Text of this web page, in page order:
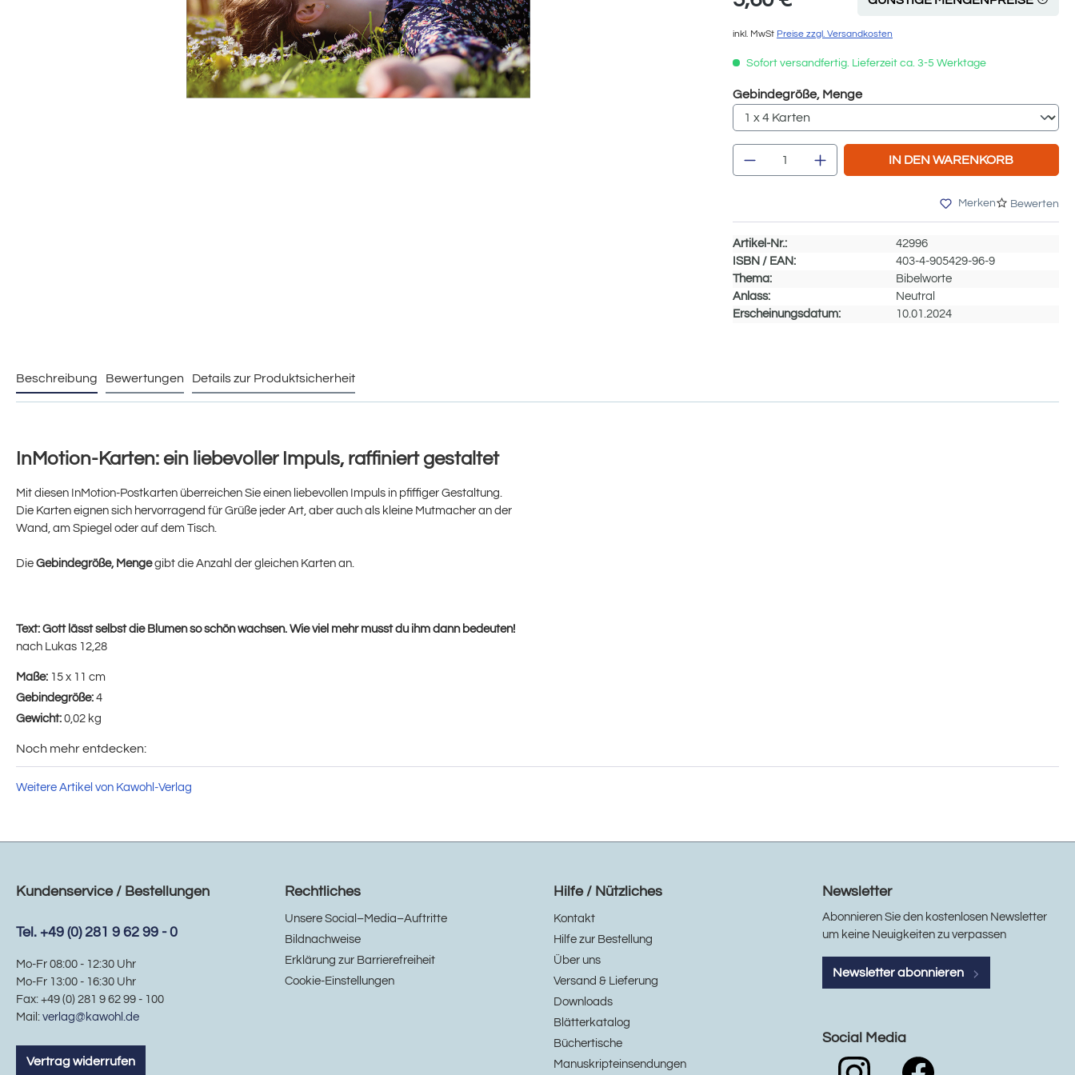
inkl. MwSt Preise zzgl. Versandkosten
Sofort versandfertig. Lieferzeit ca. 3-5 Werktage
Gebindegröße, Mengeauswählen
Produkt Anzahl: Gib den gewünschten
IN DEN WARENKORB
Merken Bewerten
Artikel-Nr.:
42996
ISBN / EAN:
403-4-905429-96-9
Thema:
Bibelworte
Anlass:
Neutral
Erscheinungsdatum:
10.01.2024
Beschreibung Bewertungen Details zur Produktsicherheit
InMotion-Karten: ein liebevoller Impuls, raffiniert gestaltet
Mit diesen InMotion-Postkarten überreichen Sie einen liebevollen Impuls in pfiffiger Gestaltung.
Die Karten eignen sich hervorragend für Grüße jeder Art, aber auch als kleine Mutmacher an der
Wand, am Spiegel oder auf dem Tisch.
Die Gebindegröße, Mengegibt die Anzahl der gleichen Karten an.
Text: Gott lässt selbst die Blumen so schön wachsen. Wie viel mehr musst du ihm dann bedeuten!
nach Lukas 12,28
Maße: 15 x 11 cm
Gebindegröße: 4
Gewicht: 0,02 kg
Noch mehr entdecken:
Weitere Artikel von Kawohl-Verlag
Kundenservice / Bestellungen
Tel. +49 (0) 281 9 62 99 - 0
Mo-Fr 08:00 - 12:30 Uhr
Mo-Fr 13:00 - 16:30 Uhr
Fax: +49 (0) 281 9 62 99 - 100
Mail: verlag@kawohl.de
Vertrag widerrufen
Rechtliches
Unsere Social–Media–Auftritte
Bildnachweise
Erklärung zur Barrierefreiheit
Cookie-Einstellungen
Hilfe / Nützliches
Kontakt
Hilfe zur Bestellung
Über uns
Versand & Lieferung
Downloads
Blätterkatalog
Büchertische
Manuskripteinsendungen
Newsletter
Abonnieren Sie den kostenlosen Newsletter
um keine Neuigkeiten zu verpassen
Newsletter abonnieren
Social Media